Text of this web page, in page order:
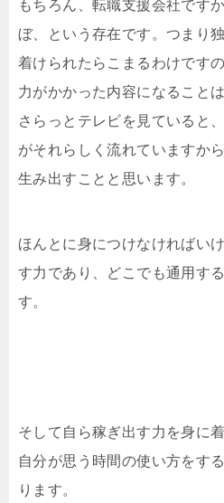
もちろん、転職支援会社です
ぼ、という存在です。つまり
着けられたらこまるわけです
力がかかった内容になること
さらっとテレビを見ていると
がそれらしく流れていますか
生み出すことと思います。
ほんとに身につけなければい
す力であり、どこでも通用す
す。
そして自ら稼ぎ出す力を身に
自分が思う時間の使い方をす
ります。